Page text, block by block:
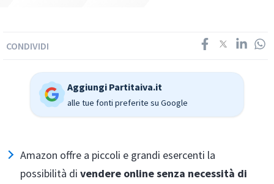
CONDIVIDI
Aggiungi Partitaiva.it
alle tue fonti preferite su Google
Amazon offre a piccoli e grandi esercenti la
possibilità di vendere online senza necessità di